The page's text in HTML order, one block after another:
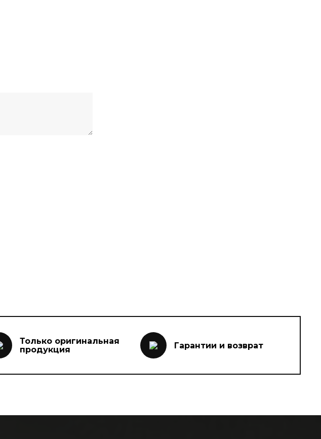
Только оригинальная
продукция
Гарантии и возврат